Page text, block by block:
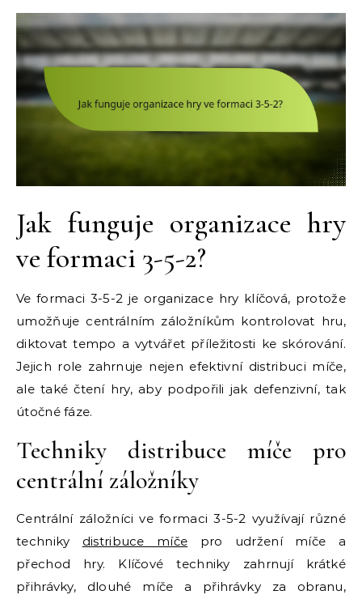
Jak funguje organizace hry
ve formaci 3-5-2?
Ve formaci 3-5-2 je organizace hry klíčová, protože
umožňuje centrálním záložníkům kontrolovat hru,
diktovat tempo a vytvářet příležitosti ke skórování.
Jejich role zahrnuje nejen efektivní distribuci míče,
ale také čtení hry, aby podpořili jak defenzivní, tak
útočné fáze.
Techniky distribuce míče pro
centrální záložníky
Centrální záložníci ve formaci 3-5-2 využívají různé
techniky distribuce míče pro udržení míče a
přechod hry. Klíčové techniky zahrnují krátké
přihrávky, dlouhé míče a přihrávky za obranu,